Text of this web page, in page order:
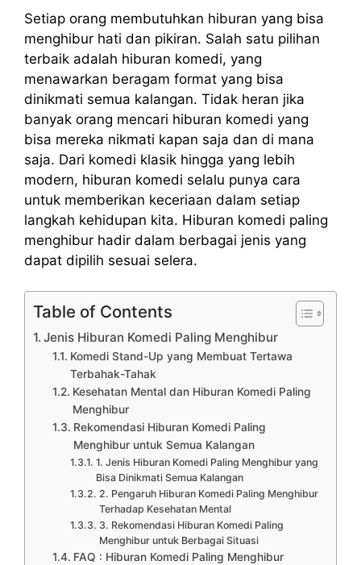
Setiap orang membutuhkan hiburan yang bisa
menghibur hati dan pikiran. Salah satu pilihan
terbaik adalah hiburan komedi, yang
menawarkan beragam format yang bisa
dinikmati semua kalangan. Tidak heran jika
banyak orang mencari hiburan komedi yang
bisa mereka nikmati kapan saja dan di mana
saja. Dari komedi klasik hingga yang lebih
modern, hiburan komedi selalu punya cara
untuk memberikan keceriaan dalam setiap
langkah kehidupan kita. Hiburan komedi paling
menghibur hadir dalam berbagai jenis yang
dapat dipilih sesuai selera.
Table of Contents
Jenis Hiburan Komedi Paling Menghibur
Komedi Stand-Up yang Membuat Tertawa
Terbahak-Tahak
Kesehatan Mental dan Hiburan Komedi Paling
Menghibur
Rekomendasi Hiburan Komedi Paling
Menghibur untuk Semua Kalangan
1. Jenis Hiburan Komedi Paling Menghibur yang
Bisa Dinikmati Semua Kalangan
2. Pengaruh Hiburan Komedi Paling Menghibur
Terhadap Kesehatan Mental
3. Rekomendasi Hiburan Komedi Paling
Menghibur untuk Berbagai Situasi
FAQ : Hiburan Komedi Paling Menghibur